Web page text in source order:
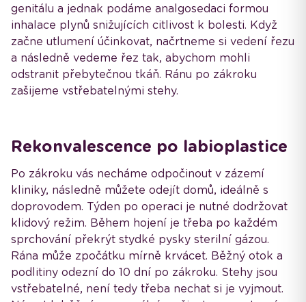
genitálu a jednak podáme analgosedaci formou
inhalace plynů snižujících citlivost k bolesti. Když
začne utlumení účinkovat, načrtneme si vedení řezu
a následně vedeme řez tak, abychom mohli
odstranit přebytečnou tkáň. Ránu po zákroku
zašijeme vstřebatelnými stehy.
Rekonvalescence po labioplastice
Po zákroku vás necháme odpočinout v zázemí
kliniky, následně můžete odejít domů, ideálně s
doprovodem. Týden po operaci je nutné dodržovat
klidový režim. Během hojení je třeba po každém
sprchování překrýt stydké pysky sterilní gázou.
Rána může zpočátku mírně krvácet. Běžný otok a
podlitiny odezní do 10 dní po zákroku. Stehy jsou
vstřebatelné, není tedy třeba nechat si je vyjmout.